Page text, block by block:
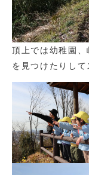
頂上では幼稚園
を見つけたりし